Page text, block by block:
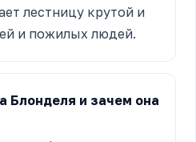
лестницу крутой и
и пожилых людей.
Блонделя и зачем она